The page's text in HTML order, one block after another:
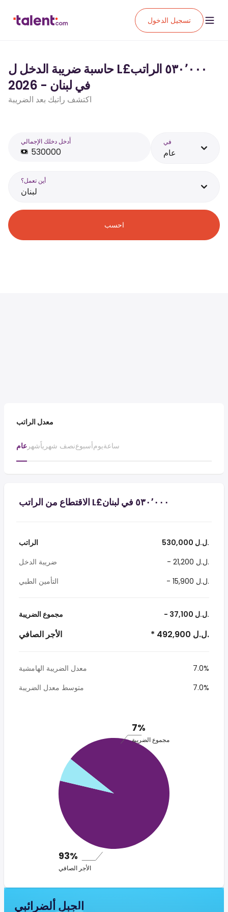
تسجيل الدخول
حاسبة ضريبة الدخل ل L£‏٥٣٠٬٠٠٠ الراتب
في لبنان - 2026
اكتشف راتبك بعد الضريبة
أَدخل دخلك الإجمالي في
عام
أين تعمل؟
لبنان
احسب
معدل الراتب
عام شهرنصف شهرياًأسبوعيومساعة
الراتب
530,000 ل.ل.‎
ضريبة الدخل
- 21,200 ل.ل.‎
التأمين الطبي
- 15,900 ل.ل.‎
مجموع الضريبة - 37,100 ل.ل.‎
الأجر الصافي * 492,900 ل.ل.‎
معدل الضريبة الهامشية
7.0%
متوسط معدل الضريبة
7.0%
7%
مجموع الضريبة
93%
الأجر الصافي
الجبل ألضرائبي